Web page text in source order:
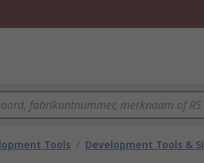
Tools / Development Tools &